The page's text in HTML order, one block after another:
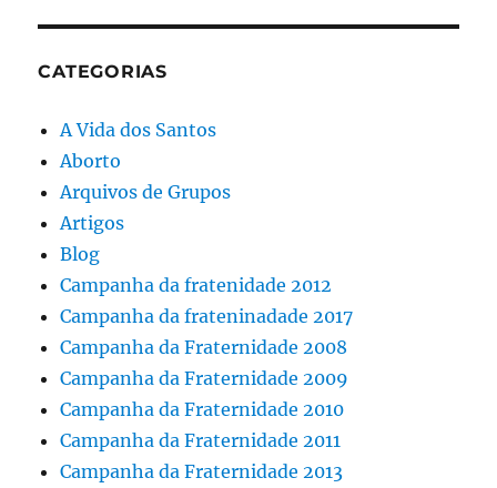
CATEGORIAS
A Vida dos Santos
Aborto
Arquivos de Grupos
Artigos
Blog
Campanha da fratenidade 2012
Campanha da frateninadade 2017
Campanha da Fraternidade 2008
Campanha da Fraternidade 2009
Campanha da Fraternidade 2010
Campanha da Fraternidade 2011
Campanha da Fraternidade 2013